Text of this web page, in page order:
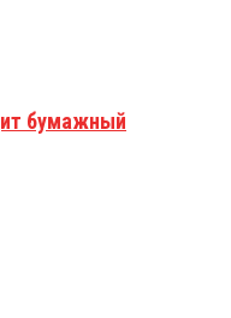
бумажный